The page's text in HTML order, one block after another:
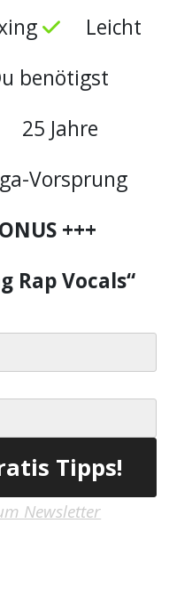
Leicht
benötigst
25 Jahre
Vorsprung
+++
Rap Vocals“
Newsletter